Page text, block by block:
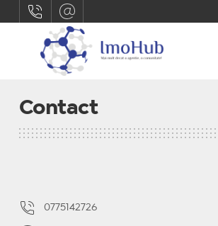
Contact
0775142726